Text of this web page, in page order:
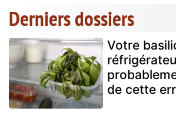
Derniers dossiers
Votre
de cette